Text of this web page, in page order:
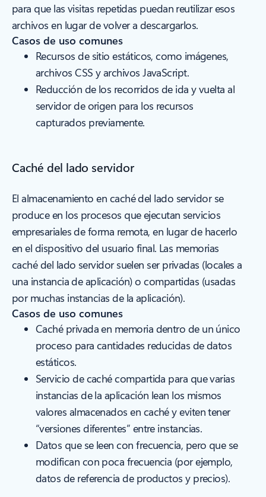
para que las visitas repetidas puedan reutilizar esos
archivos en lugar de volver a descargarlos.
Casos de uso comunes
Recursos de sitio estáticos, como imágenes,
archivos CSS y archivos JavaScript.
Reducción de los recorridos de ida y vuelta al
servidor de origen para los recursos
capturados previamente.
Caché del lado servidor
El almacenamiento en caché del lado servidor se
produce en los procesos que ejecutan servicios
empresariales de forma remota, en lugar de hacerlo
en el dispositivo del usuario final. Las memorias
caché del lado servidor suelen ser privadas (locales a
una instancia de aplicación) o compartidas (usadas
por muchas instancias de la aplicación).
Casos de uso comunes
Caché privada en memoria dentro de un único
proceso para cantidades reducidas de datos
estáticos.
Servicio de caché compartida para que varias
instancias de la aplicación lean los mismos
valores almacenados en caché y eviten tener
“versiones diferentes” entre instancias.
Datos que se leen con frecuencia, pero que se
modifican con poca frecuencia (por ejemplo,
datos de referencia de productos y precios).